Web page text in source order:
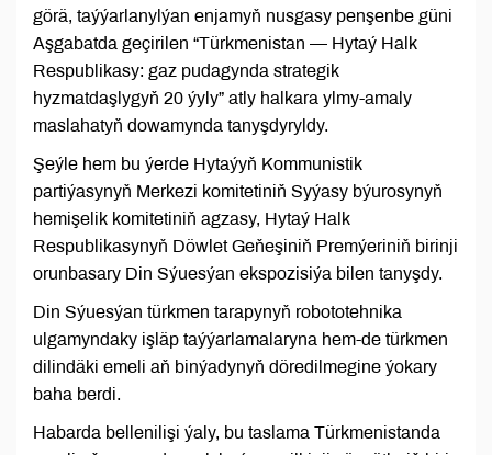
görä, taýýarlanylýan enjamyň nusgasy penşenbe güni
Aşgabatda geçirilen “Türkmenistan — Hytaý Halk
Respublikasy: gaz pudagynda strategik
hyzmatdaşlygyň 20 ýyly” atly halkara ylmy-amaly
maslahatyň dowamynda tanyşdyryldy.
Şeýle hem bu ýerde Hytaýyň Kommunistik
partiýasynyň Merkezi komitetiniň Syýasy býurosynyň
hemişelik komitetiniň agzasy, Hytaý Halk
Respublikasynyň Döwlet Geňeşiniň Premýeriniň birinji
orunbasary Din Sýuesýan ekspozisiýa bilen tanyşdy.
Din Sýuesýan türkmen tarapynyň robototehnika
ulgamyndaky işläp taýýarlamalaryna hem-de türkmen
dilindäki emeli aň binýadynyň döredilmegine ýokary
baha berdi.
Habarda bellenilişi ýaly, bu taslama Türkmenistanda